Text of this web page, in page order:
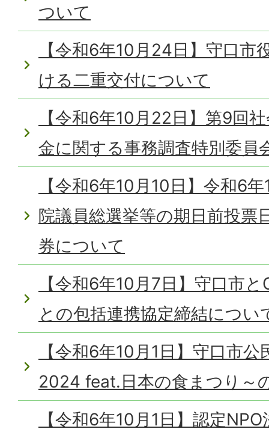
ついて
【令和6年10月24日】守口市
ける二重交付について
【令和6年10月22日】第9回
金に関する事務調査特別委員
【令和6年10月10日】令和6
院議員総選挙等の期日前投票
券について
【令和6年10月7日】守口市
との包括連携協定締結につい
【令和6年10月1日】守口市
2024 feat.日本の食まつり～
【令和6年10月1日】認定